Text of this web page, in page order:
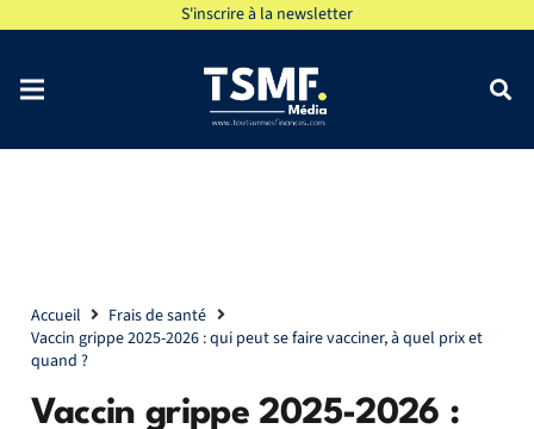
S'inscrire à la newsletter
Accueil
Frais de santé
Vaccin grippe 2025-2026 : qui peut se faire vacciner, à quel prix et
quand ?
Vaccin grippe 2025-2026 :